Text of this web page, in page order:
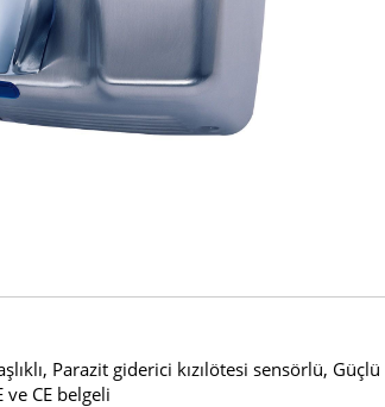
Parazit giderici kızılötesi sensörlü, Güçlü
CE belgeli